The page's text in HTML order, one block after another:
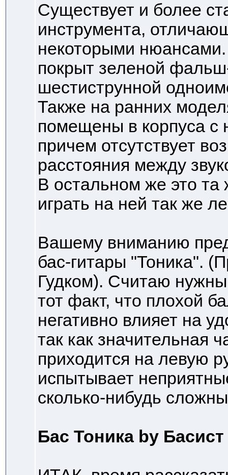
Существует и более
инструмента,
некоторыми
покрыт зеленой
шестиструнной
Также на ранних
помещены в корпуса с
причем отсутствует
расстояния между
В остальном же это та
играть на ней так же
Вашему вниманию
бас-гитары "Тоника".
Гудком). Считаю
тот факт, что плохой
негативно влияет на
так как значительная
приходится на левую
испытывает
сколько-нибудь
Бас Тоника by